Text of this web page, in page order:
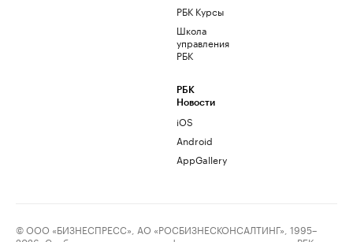
РБК Курсы
Школа
управления
РБК
РБК
Новости
iOS
Android
AppGallery
© ООО «БИЗНЕСПРЕСС», АО «РОСБИЗНЕСКОНСАЛТИНГ», 1995–